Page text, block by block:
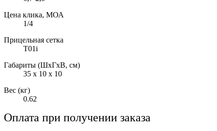
Цена клика, МОА
1/4
Прицельная сетка
T01i
Габариты (ШxГxВ, см)
35 x 10 x 10
Вес (кг)
0.62
Оплата при получении заказа